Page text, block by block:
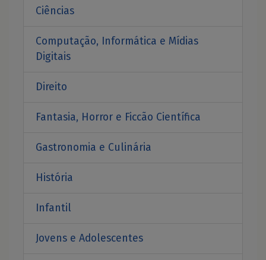
Ciências
Computação, Informática e Mídias
Digitais
Direito
Fantasia, Horror e Ficcão Científica
Gastronomia e Culinária
História
Infantil
Jovens e Adolescentes